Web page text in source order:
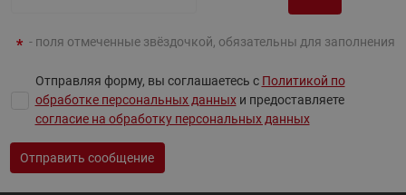
- поля отмеченные звёздочкой, обязательны для заполнения
Отправляя форму, вы соглашаетесь с Политикой по
обработке персональных данныхи предоставляете
согласие на обработку персональных данных
Отправить сообщение